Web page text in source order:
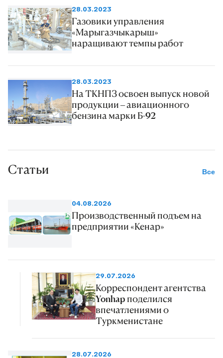
28.03.2023
Газовики управления
«Марыгазчыкарыш»
наращивают темпы работ
28.03.2023
На ТКНПЗ освоен выпуск новой
продукции – авиационного
бензина марки Б-92
Статьи Все
04.08.2026
Производственный подъем на
предприятии «Кенар»
29.07.2026
Корреспондент агентства
Yonhap поделился
впечатлениями о
Туркменистане
28.07.2026